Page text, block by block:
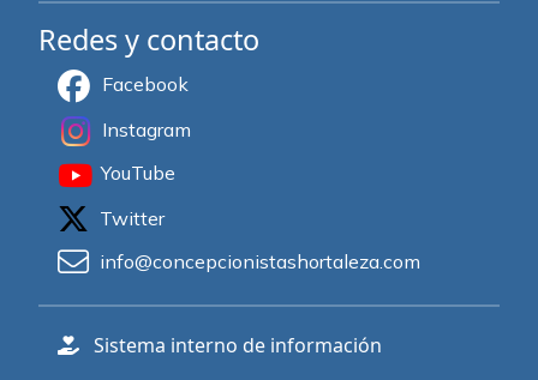
Redes y contacto
Facebook
Instagram
YouTube
Twitter
info@concepcionistashortaleza.com
Sistema interno de información